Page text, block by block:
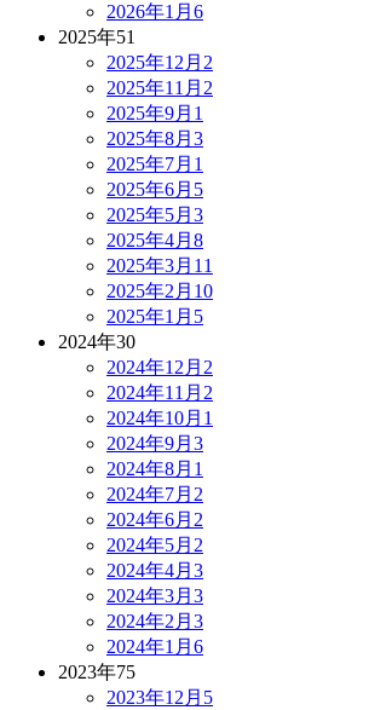
2026年1月 6
2025年51
2025年12月 2
2025年11月 2
2025年9月 1
2025年8月 3
2025年7月 1
2025年6月 5
2025年5月 3
2025年4月 8
2025年3月 11
2025年2月 10
2025年1月 5
2024年30
2024年12月 2
2024年11月 2
2024年10月 1
2024年9月 3
2024年8月 1
2024年7月 2
2024年6月 2
2024年5月 2
2024年4月 3
2024年3月 3
2024年2月 3
2024年1月 6
2023年75
2023年12月 5